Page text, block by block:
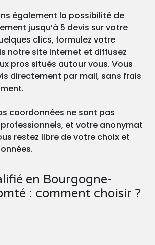
également la possibilité de
jusqu’à 5 devis sur votre
clics, formulez votre
notre site Internet et diffusez
pros situés autour vous. Vous
directement par mail, sans frais
coordonnées ne sont pas
et votre anonymat
restez libre de votre choix et
en Bourgogne-
: comment choisir ?